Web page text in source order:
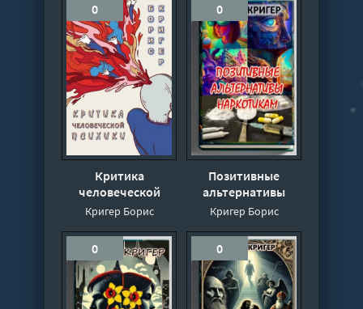
0
Критика
человеческой
психики - Борис
Кригер Борис
0
Позитивные
альтернативы
наркотикам - Борис
Кригер Борис
0 0